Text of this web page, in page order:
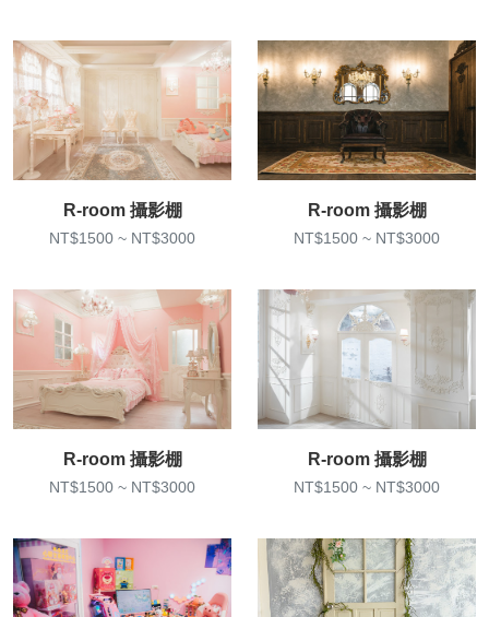
R-room 攝影棚
NT$1500 ~ NT$3000
R-room 攝影棚
NT$1500 ~ NT$3000
R-room 攝影棚
NT$1500 ~ NT$3000
R-room 攝影棚
NT$1500 ~ NT$3000